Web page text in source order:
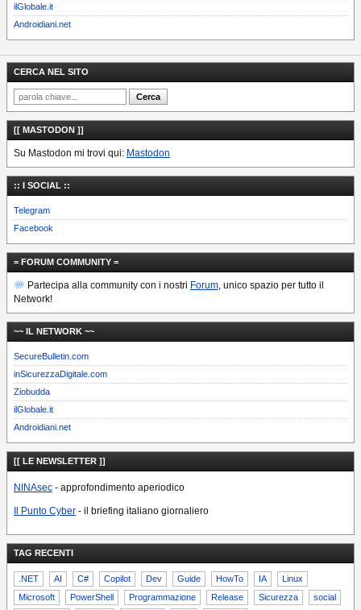
ilGlobale.it
Androidiani.net
CERCA NEL SITO
[[ MASTODON ]]
Su Mastodon mi trovi qui: Mastodon
:: I SOCIAL ::
Telegram
Facebook
= FORUM COMMUNITY =
Partecipa alla community con i nostri Forum, unico spazio per tutto il
Network!
~~ IL NETWORK ~~
SecureBulletin.com
inSicurezzaDigitale.com
Ziobudda
ilGlobale.it
Androidiani.net
[[ LE NEWSLETTER ]]
NINAsec - approfondimento aperiodico
Il Punto Cyber - il briefing italiano giornaliero
TAG RECENTI
.NET AI C# Copilot Dev Guide HowTo IA
Linux
Microsoft
PowerShell Programmazione Release Sicurezza social